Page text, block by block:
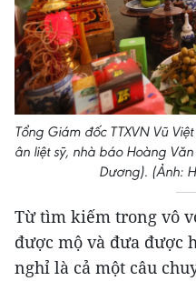
Tổng Giám đốc TTXVN Vũ
ân liệt sỹ, nhà báo Hoàng
Dương). (Ảnh:
Từ tìm kiếm trong vô
được mộ và đưa được
nghỉ là cả một câu